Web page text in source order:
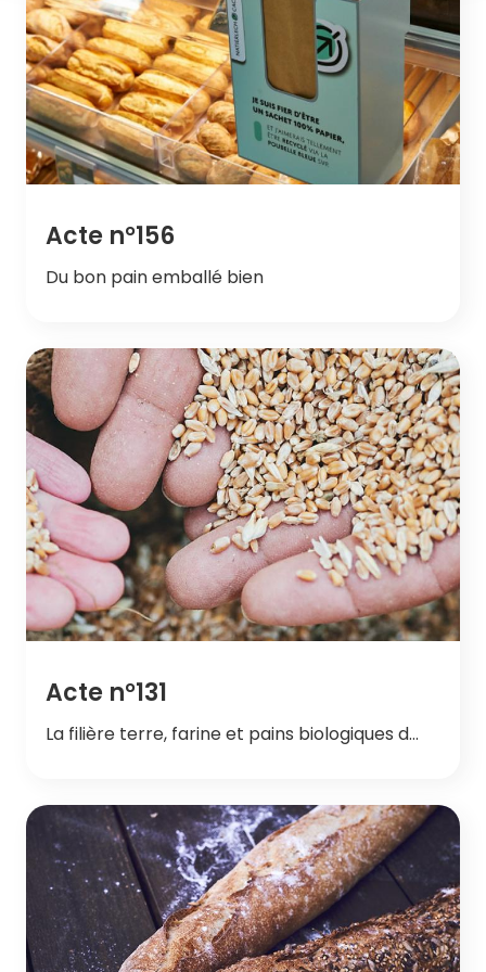
Acte n°156
Du bon pain emballé bien
Acte n°131
La filière terre, farine et pains biologiques d…